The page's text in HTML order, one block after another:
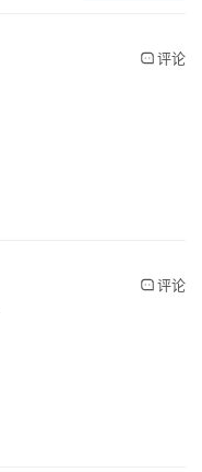
评论
评论